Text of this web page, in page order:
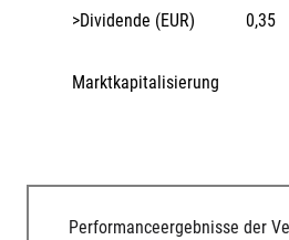
Marktkapitalisierung
>Dividende (EUR) 0,35
Performanceergebnisse der